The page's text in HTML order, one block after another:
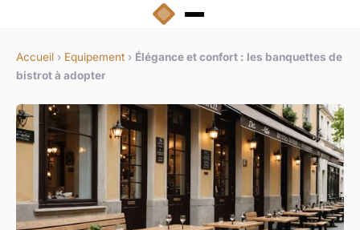
Accueil › Equipement › Élégance et confort : les banquettes de
bistrot à adopter